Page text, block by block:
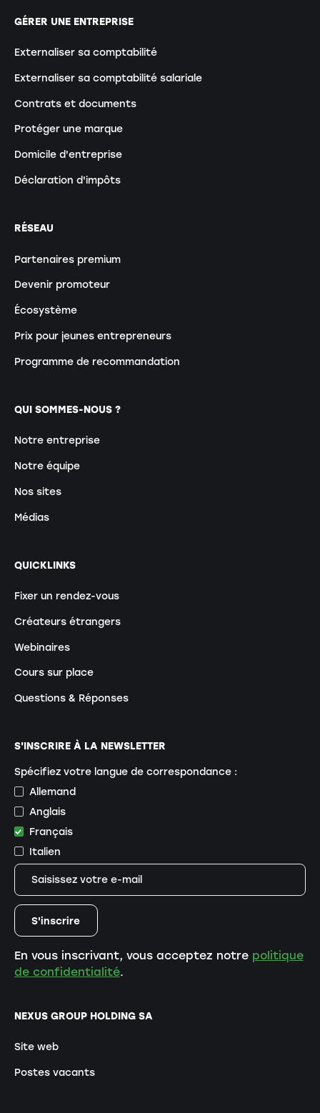
GÉRER UNE ENTREPRISE
Externaliser sa comptabilité
Externaliser sa comptabilité salariale
Contrats et documents
Protéger une marque
Domicile d'entreprise
Déclaration d'impôts
RÉSEAU
Partenaires premium
Devenir promoteur
Écosystème
Prix pour jeunes entrepreneurs
Programme de recommandation
QUI SOMMES-NOUS ?
Notre entreprise
Notre équipe
Nos sites
Médias
QUICKLINKS
Fixer un rendez-vous
Créateurs étrangers
Webinaires
Cours sur place
Questions & Réponses
NEXUS GROUP HOLDING SA
Site web
Postes vacants
S'INSCRIRE À LA NEWSLETTER
Spécifiez votre langue de correspondance :
Allemand
Anglais
Français
Italien
En vous inscrivant, vous acceptez notre politique
de confidentialité.